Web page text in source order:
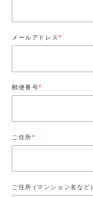
メールアドレス*
郵便番号*
ご住所*
ご住所 (マンション名など)